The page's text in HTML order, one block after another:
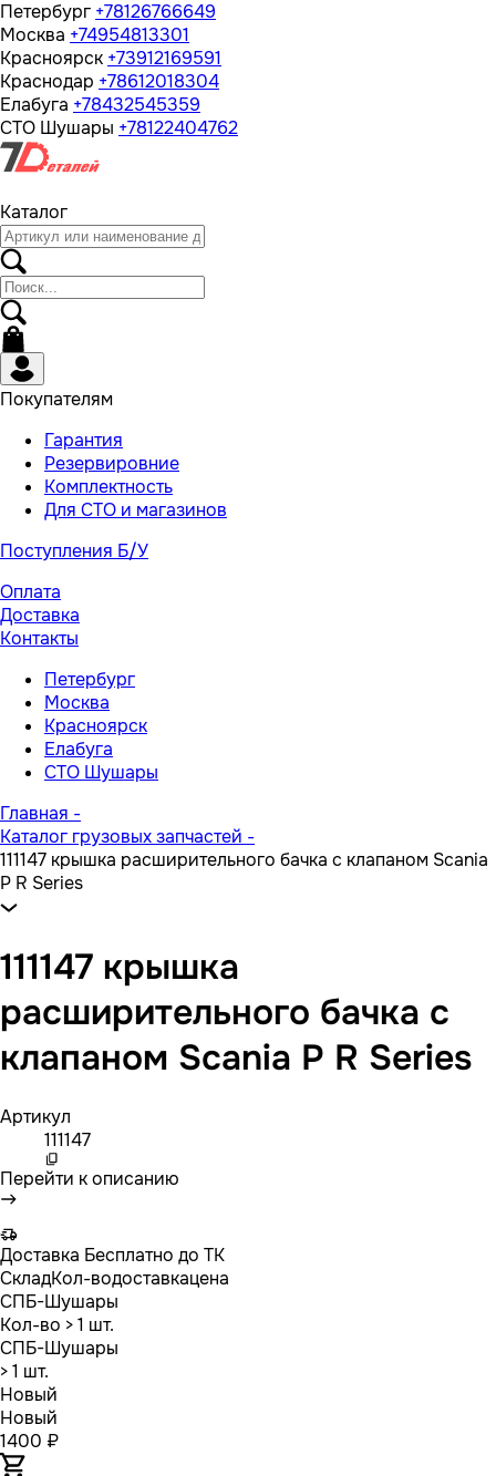
Петербург +78126766649
Москва +74954813301
Красноярск +73912169591
Краснодар +78612018304
Елабуга +78432545359
СТО Шушары +78122404762
Каталог
Покупателям
Гарантия
Резервировние
Комплектность
Для СТО и магазинов
Поступления Б/У
Оплата
Доставка
Контакты
Петербург
Москва
Красноярск
Елабуга
СТО Шушары
Главная -
Каталог грузовых запчастей -
111147 крышка расширительного бачка с клапаном Scania
P R Series
111147 крышка
расширительного бачка с
клапаном Scania P R Series
Артикул
111147
Перейти к описанию
Доставка Бесплатно до ТК
СкладКол-водоставкацена
СПБ-Шушары
Кол-во > 1 шт.
СПБ-Шушары
> 1 шт.
Новый
Новый
1400 ₽